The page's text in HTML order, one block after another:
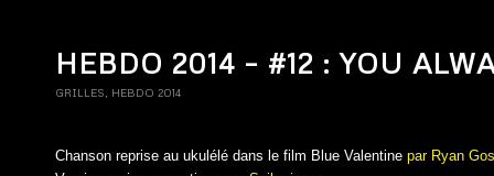
HEBDO 2014 – #12 : YOU
GRILLES HEBDO 2014
Chanson reprise au ukulélé dans le film Blue Valentine par Ryan